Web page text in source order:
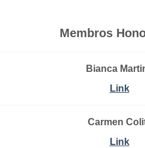
Membros
Bianca
Link
Carmen
Link